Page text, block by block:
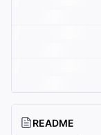
README